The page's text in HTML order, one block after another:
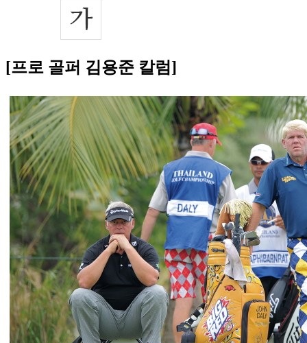
[프로 골퍼 김용준 칼럼]